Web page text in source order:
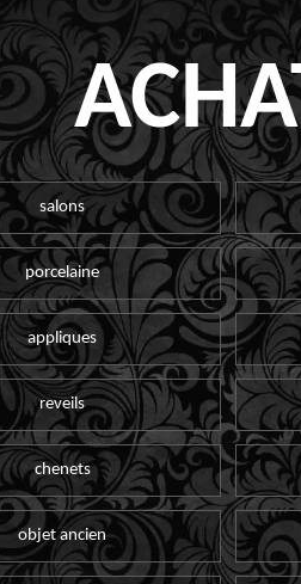
salons
porcelaine
appliques
reveils
chenets
objet ancien